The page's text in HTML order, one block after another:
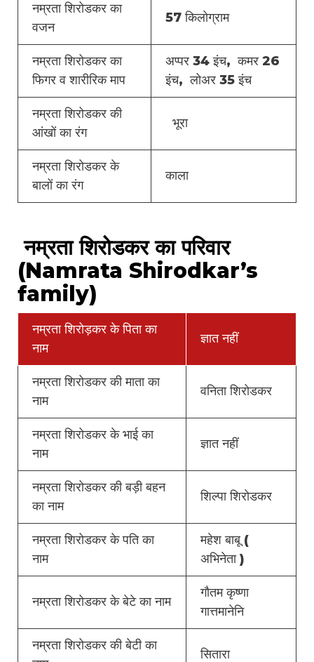
नम्रता शिरोडकर का
वजन
57 किलोग्राम
नम्रता शिरोडकर का
फिगर व शारीरिक माप
अप्पर 34 इंच, कमर 26
इंच, लोअर 35 इंच
नम्रता शिरोडकर की
आंखों का रंग
भूरा
नम्रता शिरोडकर के
बालों का रंग
काला
नम्रता शिरोडकर का परिवार
(Namrata Shirodkar’s
family)
नम्रता शिरोड़कर के पिता का
नाम
ज्ञात नहीं
नम्रता शिरोडकर की माता का
नाम
वनिता शिरोडकर
नम्रता शिरोडकर के भाई का
नाम
ज्ञात नहीं
नम्रता शिरोडकर की बड़ी बहन
का नाम
शिल्पा शिरोडकर
नम्रता शिरोडकर के पति का
नाम
महेश बाबू (
अभिनेता )
नम्रता शिरोडकर के बेटे का नाम
गौतम कृष्णा
गात्तमानेनि
नम्रता शिरोडकर की बेटी का
सितारा